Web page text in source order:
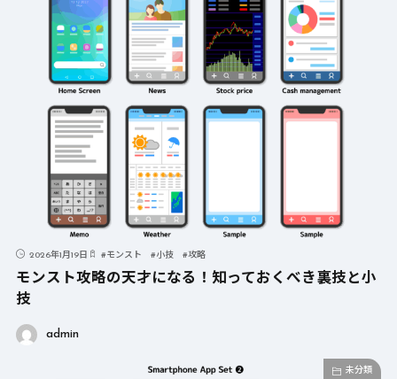
2026年1月19日 #モンスト #小技 #攻略
モンスト攻略の天才になる！知っておくべき裏技と小
技
admin
未分類